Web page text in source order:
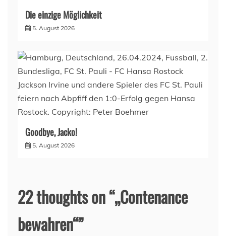
Die einzige Möglichkeit
5. August 2026
Goodbye, Jacko!
5. August 2026
22 thoughts on “„Contenance
bewahren“”